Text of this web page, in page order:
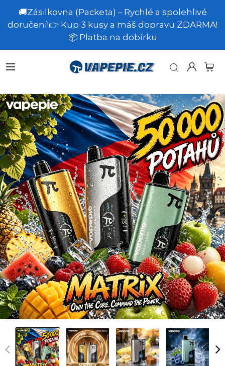
🚚Zásilkovna (Packeta) – Rychlé a spolehlivé
doručení!👉 Kup 3 kusy a máš dopravu ZDARMA!
📦 Platba na dobírku